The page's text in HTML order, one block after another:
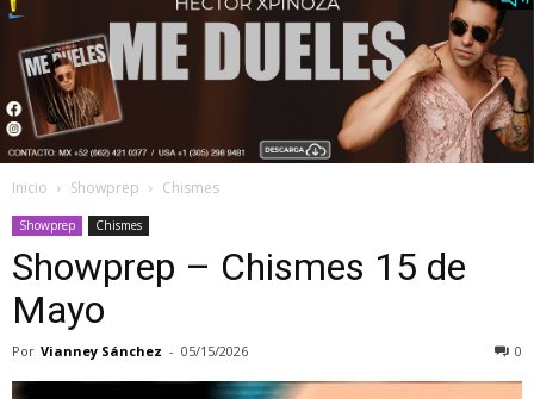
Inicio Showprep Chismes
Showprep Chismes
Showprep – Chismes 15 de
Mayo
Por Vianney Sánchez - 05/15/2026 0